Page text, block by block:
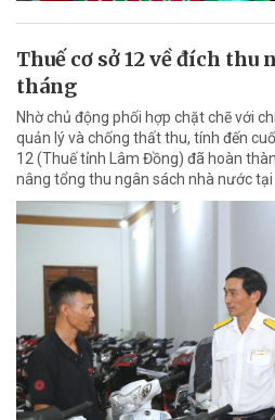
Thuế cơ sở 12 về đích thu
tháng
Nhờ chủ động phối hợp chặt chẽ với
quản lý và chống thất thu, tính đến
12 (Thuế tỉnh Lâm Đồng) đã hoàn
nâng tổng thu ngân sách nhà nước